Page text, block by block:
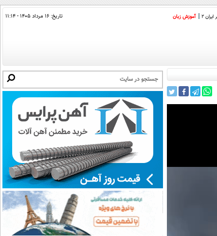
2 آموزش زبان تاریخ: ۱۶ مرداد ۱۴۰۵ - ۱۱:۱۴